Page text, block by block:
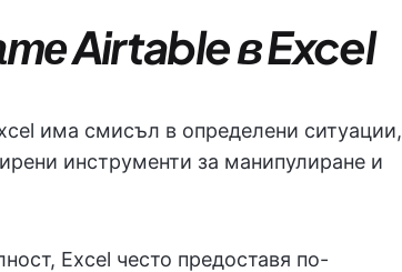
Airtable в Excel
има смисъл в определени ситуации,
инструменти за манипулиране и
Excel често предоставя по-